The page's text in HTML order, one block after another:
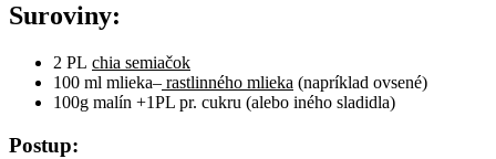
Suroviny:
2 PL chia semiačok
100 ml mlieka– rastlinného mlieka (napríklad ovsené)
100g malín +1PL pr. cukru (alebo iného sladidla)
Postup: